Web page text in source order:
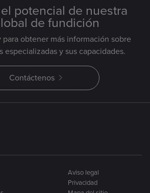
potencial de nuestra
de fundición
obtener más información sobre
especializadas y sus capacidades.
Contáctenos
Aviso legal
Privacidad